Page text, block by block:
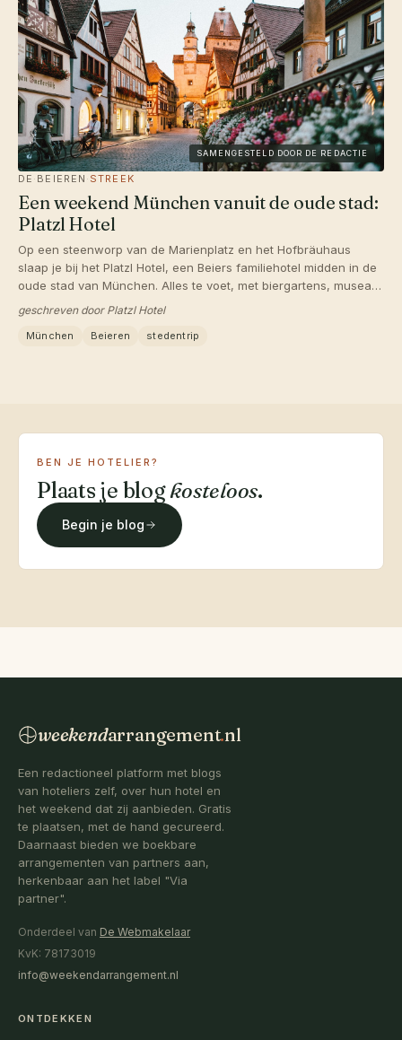
SAMENGESTELD DOOR DE REDACTIE
DE · BEIEREN · STREEK
Een weekend München vanuit de oude stad:
Platzl Hotel
Op een steenworp van de Marienplatz en het Hofbräuhaus
slaap je bij het Platzl Hotel, een Beiers familiehotel midden in de
oude stad van München. Alles te voet, met biergartens, musea
en markten om de hoek. Beierse gezelligheid ten voeten uit.
geschreven door Platzl Hotel
München Beieren stedentrip
BEN JE HOTELIER?
Plaats je blogkosteloos.
Begin je blog
weekendarrangement.nl
Een redactioneel platform met blogs
van hoteliers zelf, over hun hotel en
het weekend dat zij aanbieden. Gratis
te plaatsen, met de hand gecureerd.
Daarnaast bieden we boekbare
arrangementen van partners aan,
herkenbaar aan het label "Via
partner".
Onderdeel van De Webmakelaar
KvK: 78173019
info@weekendarrangement.nl
ONTDEKKEN